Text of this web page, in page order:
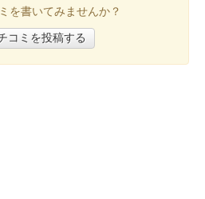
を書いてみませんか？
コミを投稿する